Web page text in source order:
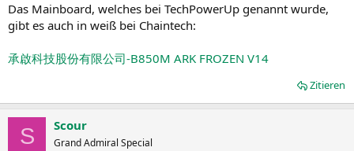
Das Mainboard, welches bei TechPowerUp genannt wurde,
gibt es auch in weiß bei Chaintech:
承啟科技股份有限公司-B850M ARK FROZEN V14
Zitieren
S Scour
Grand Admiral Special